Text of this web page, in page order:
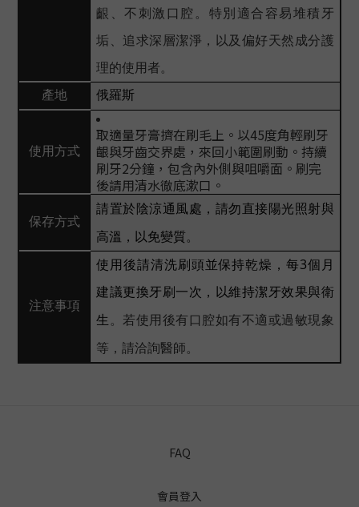
齦、不刺激口腔。特別適合容易堆積牙
垢、追求深層潔淨，以及偏好天然成分護
理的使用者。
產地 俄羅斯
使用方式
取適量牙膏擠在刷毛上。以45度角輕刷牙
齦與牙齒交界處，來回小範圍刷動。持續
刷牙2分鐘，包含內外側與咀嚼面。刷完
後請用清水徹底漱口。
保存方式
請置於陰涼通風處，請勿直接陽光照射與
高溫，以免變質。
注意事項
使用後請清洗刷頭並保持乾燥，每3個月
建議更換牙刷一次，以維持潔牙效果與衛
生 。若使用後有口腔如有不適或過敏現象
等，請洽詢醫師。
FAQ
會員登入